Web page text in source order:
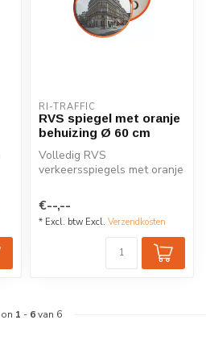
RI-TRAFFIC
RVS spiegel met oranje
behuizing Ø 60 cm
Volledig RVS
verkeersspiegels met oranje
bestendig en...
€--,--
* Excl. btw Excl. Verzendkosten
1 - 6van 6